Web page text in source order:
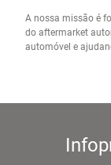
A nossa missão é
do aftermarket
automóvel e